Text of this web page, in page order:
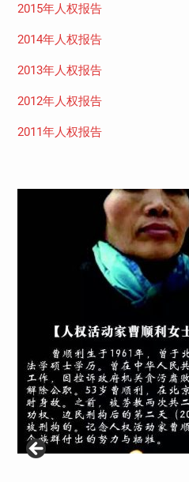
2015年人权报告
2014年人权报告
2013年人权报告
2012年人权报告
2011年人权报告